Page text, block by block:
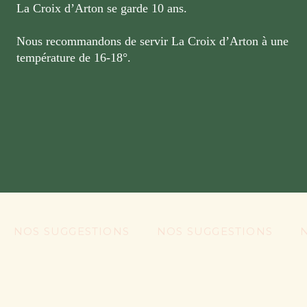
La Croix d’Arton se garde 10 ans.
Nous recommandons de servir La Croix d’Arton à une
température de 16-18°.